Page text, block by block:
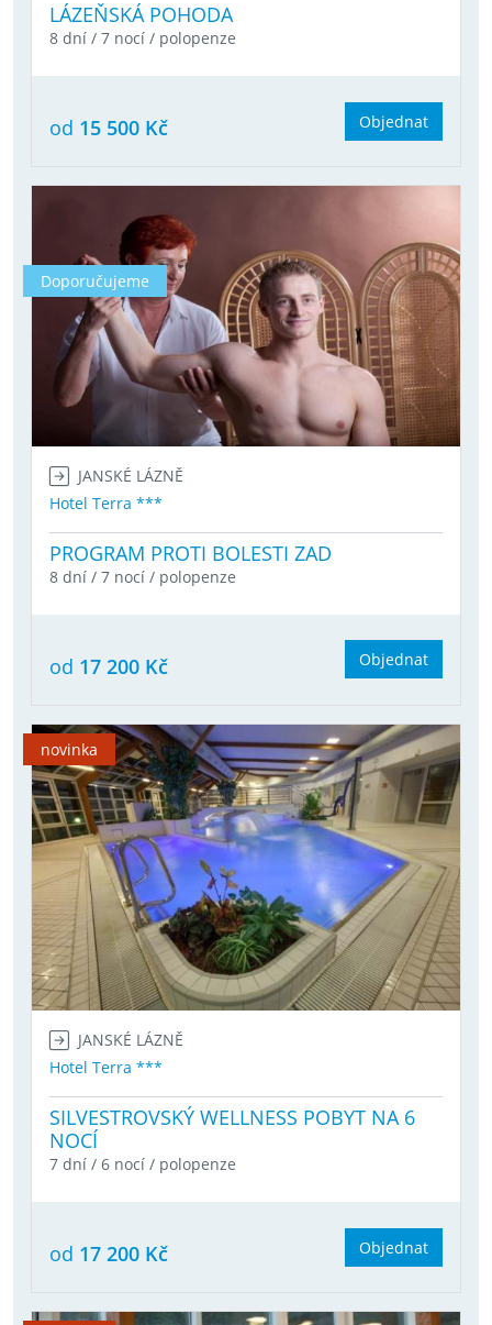
LÁZEŇSKÁ POHODA
8 dní / 7 nocí / polopenze
od 15 500 Kč Objednat
Doporučujeme
JANSKÉ LÁZNĚ
Hotel Terra ***
PROGRAM PROTI BOLESTI ZAD
8 dní / 7 nocí / polopenze
od 17 200 Kč Objednat
novinka
JANSKÉ LÁZNĚ
Hotel Terra ***
SILVESTROVSKÝ WELLNESS POBYT NA 6
NOCÍ
7 dní / 6 nocí / polopenze
od 17 200 Kč Objednat